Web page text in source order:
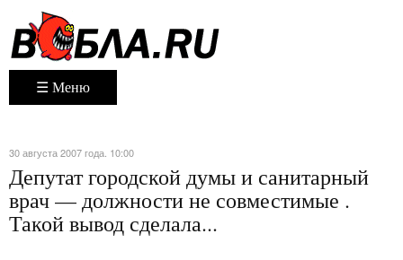
☰ Меню
30 августа 2007 года. 10:00
Депутат городской думы и санитарный
врач — должности не совместимые .
Такой вывод сделала...